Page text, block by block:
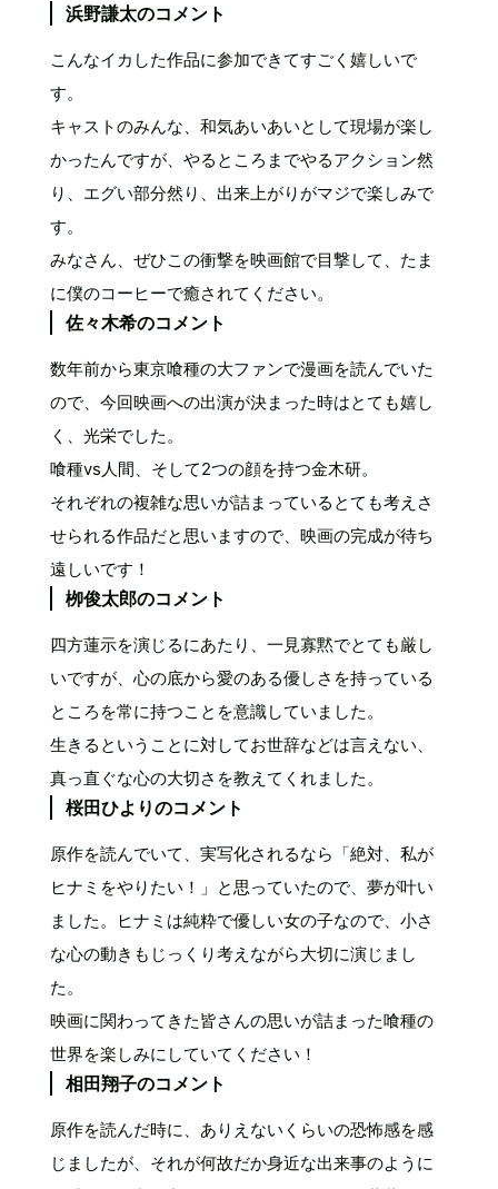
浜野謙太のコメント
こんなイカした作品に参加できてすごく嬉しいで
す。
キャストのみんな、和気あいあいとして現場が楽し
かったんですが、やるところまでやるアクション然
り、エグい部分然り、出来上がりがマジで楽しみで
す。
みなさん、ぜひこの衝撃を映画館で目撃して、たま
に僕のコーヒーで癒されてください。
佐々木希のコメント
数年前から東京喰種の大ファンで漫画を読んでいた
ので、今回映画への出演が決まった時はとても嬉し
く、光栄でした。
喰種vs人間、そして2つの顔を持つ金木研。
それぞれの複雑な思いが詰まっているとても考えさ
せられる作品だと思いますので、映画の完成が待ち
遠しいです！
栁俊太郎のコメント
四方蓮示を演じるにあたり、一見寡黙でとても厳し
いですが、心の底から愛のある優しさを持っている
ところを常に持つことを意識していました。
生きるということに対してお世辞などは言えない、
真っ直ぐな心の大切さを教えてくれました。
桜田ひよりのコメント
原作を読んでいて、実写化されるなら「絶対、私が
ヒナミをやりたい！」と思っていたので、夢が叶い
ました。ヒナミは純粋で優しい女の子なので、小さ
な心の動きもじっくり考えながら大切に演じまし
た。
映画に関わってきた皆さんの思いが詰まった喰種の
世界を楽しみにしていてください！
相田翔子のコメント
原作を読んだ時に、ありえないくらいの恐怖感を感
じましたが、それが何故だか身近な出来事のように